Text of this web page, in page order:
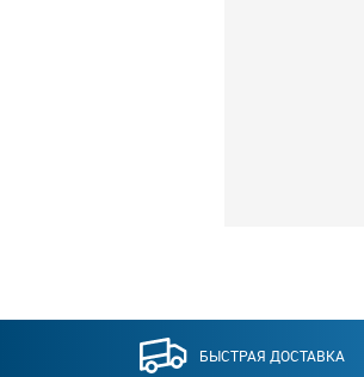
БЫСТРАЯ ДОСТАВКА